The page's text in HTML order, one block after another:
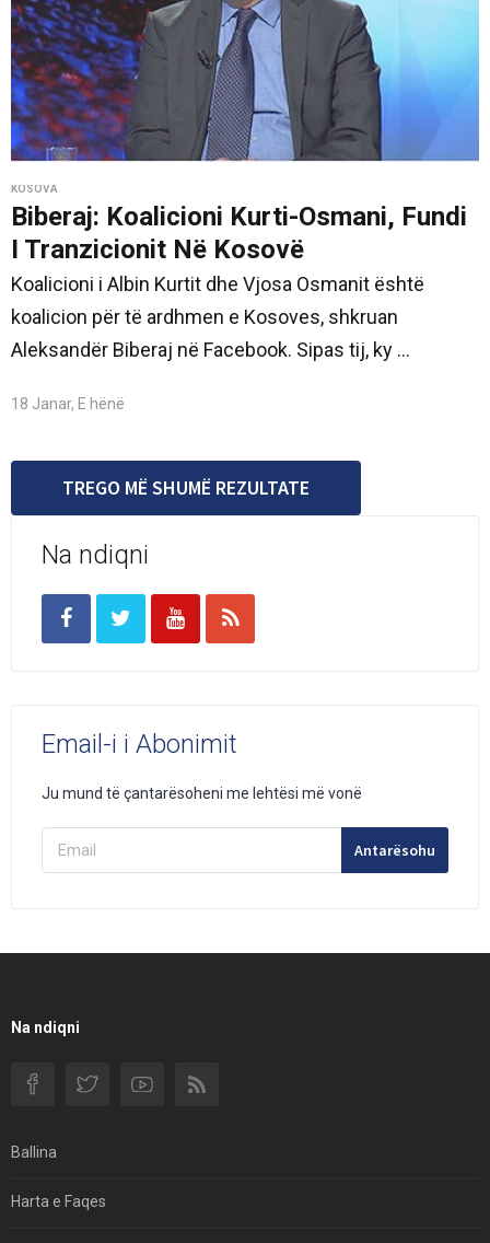
KOSOVA
Biberaj: Koalicioni Kurti-Osmani, Fundi
I Tranzicionit Në Kosovë
Koalicioni i Albin Kurtit dhe Vjosa Osmanit është
koalicion për të ardhmen e Kosoves, shkruan
Aleksandër Biberaj në Facebook. Sipas tij, ky ...
18 Janar, E hënë
TREGO MË SHUMË REZULTATE
Na ndiqni
Email-i i Abonimit
Ju mund të çantarësoheni me lehtësi më vonë
Antarësohu
Na ndiqni
Ballina
Harta e Faqes